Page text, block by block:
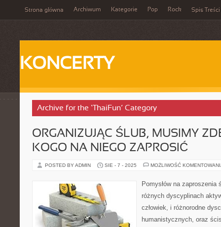
Strona główna Archiwum Kategorie Pop Rock Spis Treści
KONCERTY
Archive for the ‘ThaiFun’ Category
ORGANIZUJĄC ŚLUB, MUSIMY
KOGO NA NIEGO ZAPROSIĆ
POSTED BY ADMIN SIE - 7 - 2025 MOŻLIWOŚĆ
Pomysłów na
różnych dyscyplinach
człowiek, i różnorodne
humanistycznych, oraz